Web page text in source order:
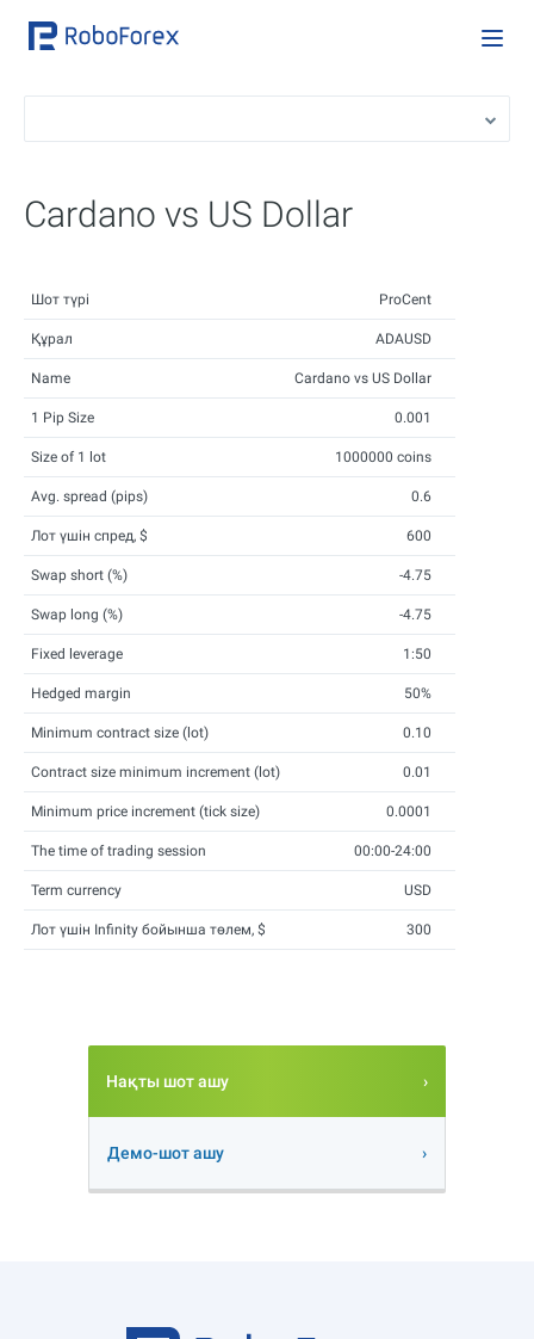
Cardano vs US Dollar
Шот түрі ProCent
Құрал ADAUSD
Name Cardano vs US Dollar
1 Pip Size 0.001
Size of 1 lot 1000000 coins
Avg. spread (pips) 0.6
Лот үшін спред, $ 600
Swap short (%) -4.75
Swap long (%) -4.75
Fixed leverage 1:50
Hedged margin 50%
Minimum contract size (lot) 0.10
Contract size minimum increment (lot) 0.01
Minimum price increment (tick size) 0.0001
The time of trading session 00:00-24:00
Term currency USD
Лот үшін Infinity бойынша төлем, $ 300
Нақты шот ашу
Демо-шот ашу